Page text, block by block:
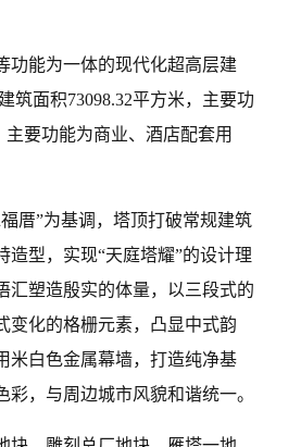
功能为一体的现代化超高层建
筑面积73098.32平方米，主要功
要功能为商业、酒店配套用
厝”为基调，塔顶打破常规建筑
型，实现“天庭塔耀”的设计理
汇塑造殷实的体量，以三段式的
变化的格栅元素，凸显中式韵
米白色金属幕墙，打造纯净基
，与周边城市风貌和谐统一。